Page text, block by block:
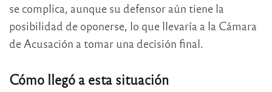
se complica, aunque su defensor aún tiene la
posibilidad de oponerse, lo que llevaría a la Cámara
de Acusación a tomar una decisión final.
Cómo llegó a esta situación